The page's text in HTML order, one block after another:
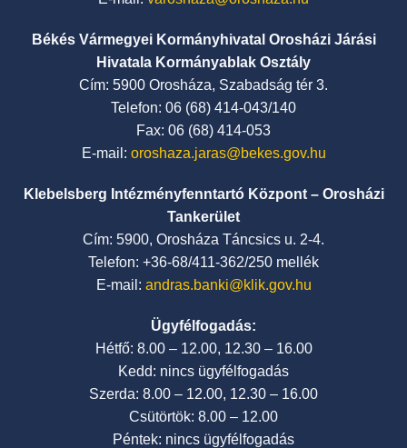
Békés Vármegyei Kormányhivatal Orosházi Járási
Hivatala Kormányablak Osztály
Cím: 5900 Orosháza, Szabadság tér 3.
Telefon: 06 (68) 414-043/140
Fax: 06 (68) 414-053
E-mail: oroshaza.jaras@bekes.gov.hu
Klebelsberg Intézményfenntartó Központ – Orosházi
Tankerület
Cím: 5900, Orosháza Táncsics u. 2-4.
Telefon: +36-68/411-362/250 mellék
E-mail: andras.banki@klik.gov.hu
Ügyfélfogadás:
Hétfő: 8.00 – 12.00, 12.30 – 16.00
Kedd: nincs ügyfélfogadás
Szerda: 8.00 – 12.00, 12.30 – 16.00
Csütörtök: 8.00 – 12.00
Péntek: nincs ügyfélfogadás